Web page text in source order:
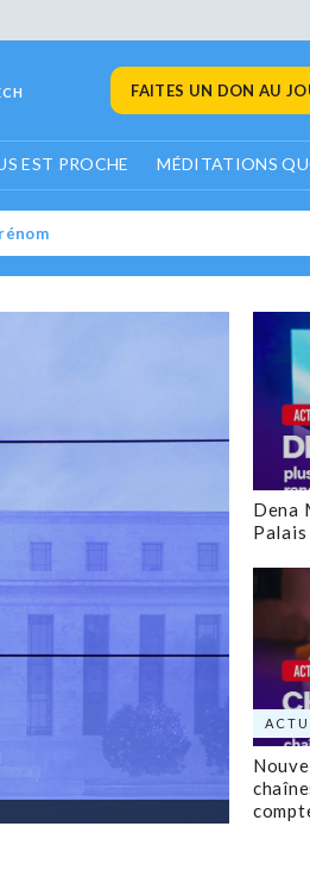
FAITES UN DON AU
EST PROCHE MÉDITATIONS
Dena
Palais